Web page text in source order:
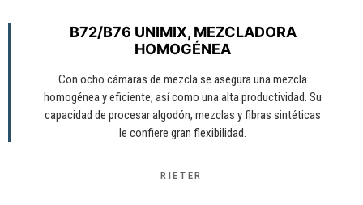
B72/B76 UNIMIX, MEZCLADORA
HOMOGÉNEA
Con ocho cámaras de mezcla se asegura una mezcla
homogénea y eficiente, así como una alta productividad. Su
capacidad de procesar algodón, mezclas y fibras sintéticas
le confiere gran flexibilidad.
RIETER